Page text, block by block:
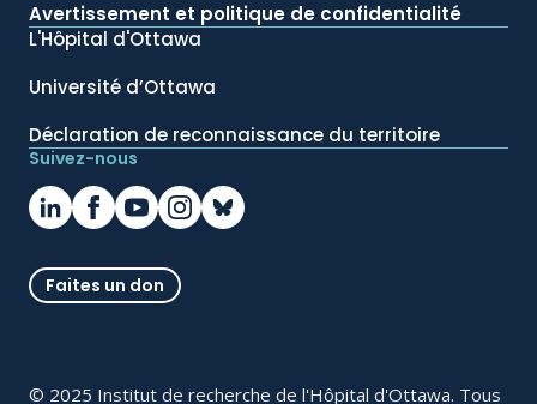
Avertissement et politique de confidentialité
L'Hôpital d'Ottawa
Université d’Ottawa
Déclaration de reconnaissance du territoire
Suivez-nous
Faites un don
© 2025 Institut de recherche de l'Hôpital d'Ottawa. Tous